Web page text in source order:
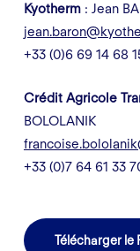
Kyotherm : Jean
j
+33 (0)6 69 14 68
Crédit Agricole
BOLOLANIK
+33 (0)7 64 61 33
Télécharger le